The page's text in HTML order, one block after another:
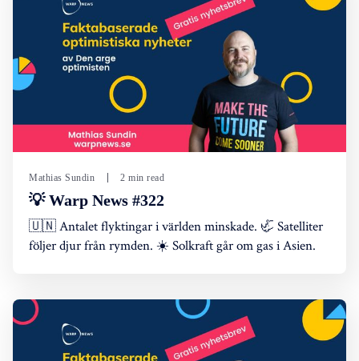
Mathias Sundin 2 min read
💡 Warp News #322
🇺🇳 Antalet flyktingar i världen minskade. 🦏 Satelliter
följer djur från rymden. ☀️ Solkraft går om gas i Asien.